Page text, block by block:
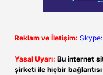
Reklam ve İletişim:
Yasal Uyarı: Bu internet
şirketi ile hiçbir